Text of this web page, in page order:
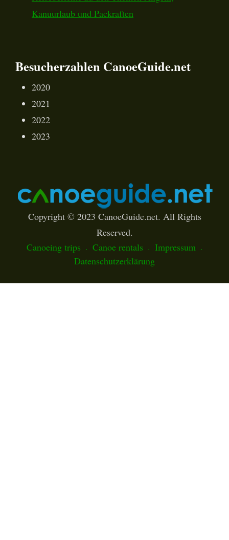
Kanuurlaub und Packraften
Besucherzahlen CanoeGuide.net
2020
2021
2022
2023
Copyright © 2023 CanoeGuide.net. All Rights
Reserved.
Canoeing trips
Canoe rentals
Impressum
Datenschutzerklärung